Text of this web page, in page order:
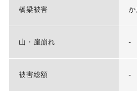
橋梁被害
山・崖崩れ -
被害総額 -